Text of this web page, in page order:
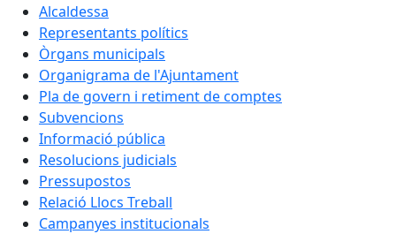
Alcaldessa
Representants polítics
Òrgans municipals
Organigrama de l'Ajuntament
Pla de govern i retiment de comptes
Subvencions
Informació pública
Resolucions judicials
Pressupostos
Relació Llocs Treball
Campanyes institucionals